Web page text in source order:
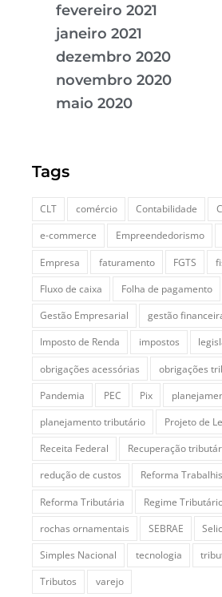
fevereiro 2021
janeiro 2021
dezembro 2020
novembro 2020
maio 2020
Tags
CLT comércio Contabilidade
e-commerce
Empreendedorismo
Empresa
faturamento FGTS
Fluxo de caixa
Folha de pagamento
Gestão Empresarial
gestão
Imposto de Renda
impostos
obrigações acessórias
obrigações
Pandemia
PEC Pix
planejamento tributário
Projeto de
Receita Federal
Recuperação
redução de custos
Reforma
Reforma Tributária
Regime
rochas ornamentais
SEBRAE
Selic
Simples Nacional
tecnologia
Tributos
varejo